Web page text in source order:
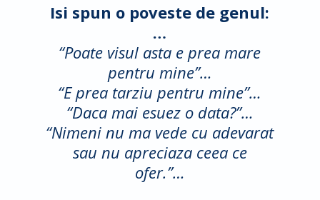
Isi spun o poveste de genul:
…
“Poate visul asta e prea mare
pentru mine”…
“E prea tarziu pentru mine”…
“Daca mai esuez o data?”…
“Nimeni nu ma vede cu adevarat
sau nu apreciaza ceea ce
ofer.”…